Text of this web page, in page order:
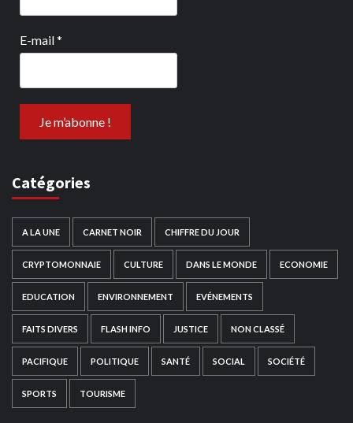
E-mail*
Catégories
A LA UNE CARNET NOIR CHIFFRE DU JOUR
CRYPTOMONNAIE CULTURE DANS LE MONDE ECONOMIE
EDUCATION ENVIRONNEMENT EVÉNEMENTS
FAITS DIVERS FLASH INFO JUSTICE NON CLASSÉ
PACIFIQUE POLITIQUE SANTÉ SOCIAL SOCIÉTÉ
SPORTS TOURISME